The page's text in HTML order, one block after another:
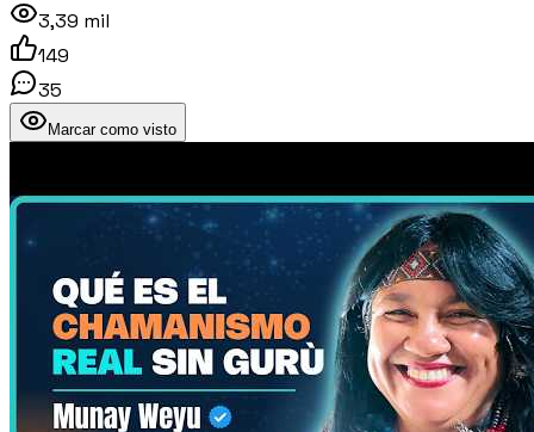
3,39 mil
149
35
Marcar como visto